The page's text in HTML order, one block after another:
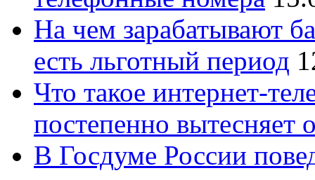
На чем зарабатывают
есть льготный период
Что такое интернет-
постепенно вытесняет
В Госдуме России